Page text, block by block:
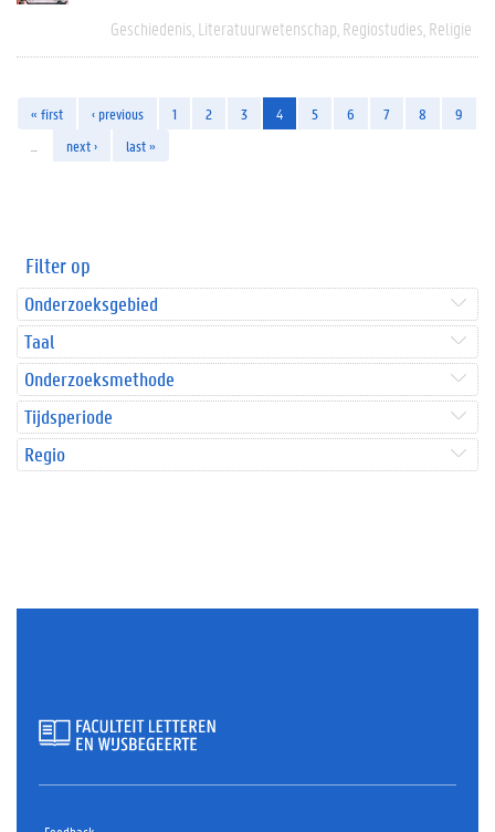
Geschiedenis Literatuurwetenschap Regiostudies Religie
« first ‹ previous 1 2 3 4 5 6 7 8
9
next › last »
Filter op
Onderzoeksgebied
Taal
Onderzoeksmethode
Tijdsperiode
Regio